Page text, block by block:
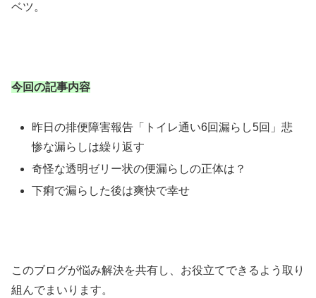
ベツ。
今回の記事内容
昨日の排便障害報告「トイレ通い6回漏らし5回」悲
惨な漏らしは繰り返す
奇怪な透明ゼリー状の便漏らしの正体は？
下痢で漏らした後は爽快で幸せ
このブログが悩み解決を共有し、お役立てできるよう取り
組んでまいります。